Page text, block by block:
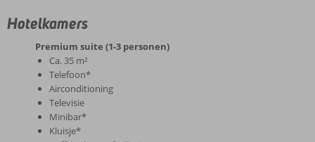
Hotelkamers
Premium suite (1-3 personen)
Ca. 35 m²
Telefoon*
Airconditioning
Televisie
Minibar*
Kluisje*